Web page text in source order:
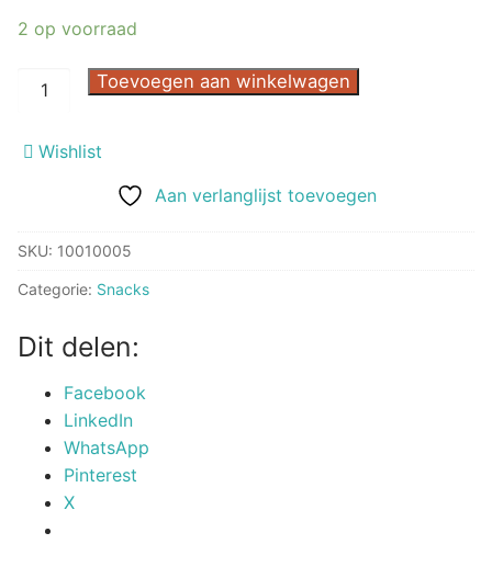
2 op voorraad
CARNILOVE
STRUISVOGEL
BES
GR
Toevoegen aan winkelwagen
Wishlist
Aan verlanglijst toevoegen
SKU: 10010005
Categorie: Snacks
Dit delen:
Facebook
LinkedIn
WhatsApp
Pinterest
X